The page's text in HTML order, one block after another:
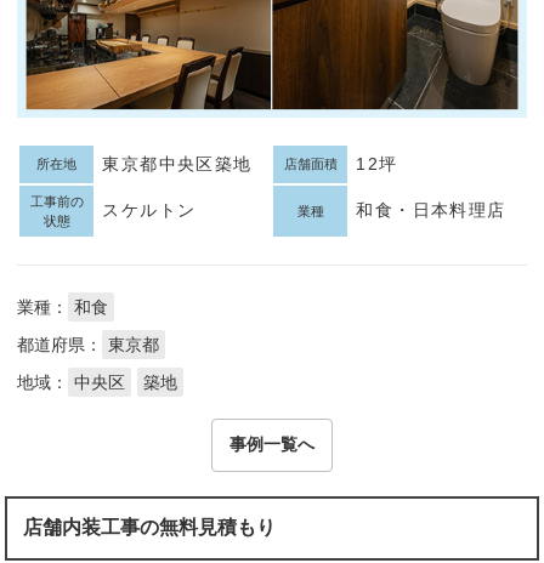
所在地 東京都中央区築地 店舗面積 12坪
工事前の
状態
スケルトン 業種 和食・日本料理店
業種：
和食
都道府県：
東京都
地域：
中央区 築地
事例一覧へ
店舗内装工事の無料見積もり